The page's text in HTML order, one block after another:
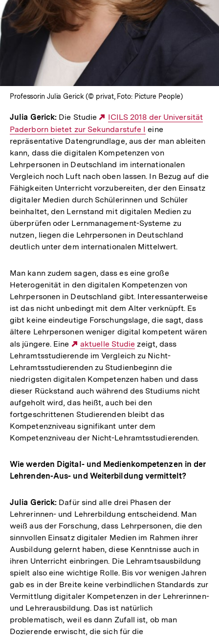
Professorin Julia Gerick (© privat, Foto: Picture People)
Julia Gerick: Die Studie
Externer
Link:
ICILS 2018 der Universität
Paderborn bietet zur Sekundarstufe I eine
repräsentative Datengrundlage, aus der man ableiten
kann, dass die digitalen Kompetenzen von
Lehrpersonen in Deutschland im internationalen
Vergleich noch Luft nach oben lassen. In Bezug auf die
Fähigkeiten Unterricht vorzubereiten, der den Einsatz
digitaler Medien durch Schülerinnen und Schüler
beinhaltet, den Lernstand mit digitalen Medien zu
überprüfen oder Lernmanagement-Systeme zu
nutzen, liegen die Lehrpersonen in Deutschland
deutlich unter dem internationalen Mittelwert.
Man kann zudem sagen, dass es eine große
Heterogenität in den digitalen Kompetenzen von
Lehrpersonen in Deutschland gibt. Interessanterweise
ist das nicht unbedingt mit dem Alter verknüpft. Es
gibt keine eindeutige Forschungslage, die sagt, dass
ältere Lehrpersonen weniger digital kompetent wären
als jüngere. Eine
Externer
Link:
aktuelle Studie zeigt, dass
Lehramtsstudierende im Vergleich zu Nicht-
Lehramtsstudierenden zu Studienbeginn die
niedrigsten digitalen Kompetenzen haben und dass
dieser Rückstand auch während des Studiums nicht
aufgeholt wird, das heißt, auch bei den
fortgeschrittenen Studierenden bleibt das
Kompetenzniveau signifikant unter dem
Kompetenzniveau der Nicht-Lehramtsstudierenden.
Wie werden Digital- und Medienkompetenzen in der
Lehrenden-Aus- und Weiterbildung vermittelt?
Julia Gerick: Dafür sind alle drei Phasen der
Lehrerinnen- und Lehrerbildung entscheidend. Man
weiß aus der Forschung, dass Lehrpersonen, die den
sinnvollen Einsatz digitaler Medien im Rahmen ihrer
Ausbildung gelernt haben, diese Kenntnisse auch in
ihren Unterricht einbringen. Die Lehramtsausbildung
spielt also eine wichtige Rolle. Bis vor wenigen Jahren
gab es in der Breite keine verbindlichen Standards zur
Vermittlung digitaler Kompetenzen in der Lehrerinnen-
und Lehrerausbildung. Das ist natürlich
problematisch, weil es dann Zufall ist, ob man
Dozierende erwischt, die sich für die